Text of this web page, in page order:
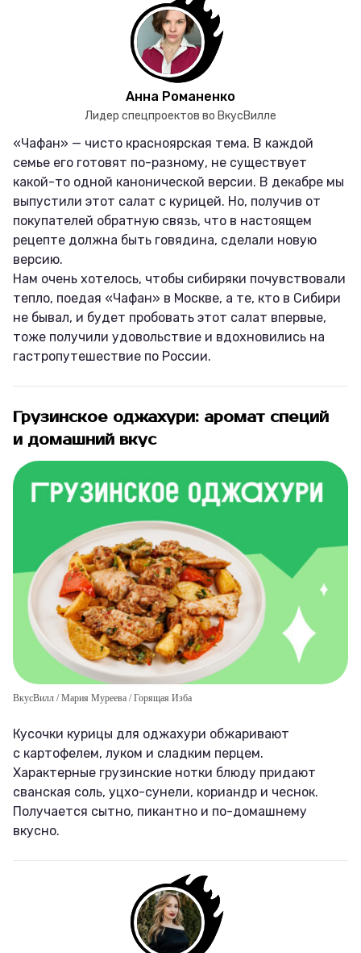
Анна Романенко
Лидер спецпроектов во ВкусВилле
«Чафан» — чисто красноярская тема. В каждой
семье его готовят по-разному, не существует
какой-то одной канонической версии. В декабре мы
выпустили этот салат с курицей. Но, получив от
покупателей обратную связь, что в настоящем
рецепте должна быть говядина, сделали новую
версию.
Нам очень хотелось, чтобы сибиряки почувствовали
тепло, поедая «Чафан» в Москве, а те, кто в Сибири
не бывал, и будет пробовать этот салат впервые,
тоже получили удовольствие и вдохновились на
гастропутешествие по России.
Грузинское оджахури: аромат специй
и домашний вкус
ВкусВилл / Мария Муреева / Горящая Изба
Кусочки курицы для оджахури обжаривают
с картофелем, луком и сладким перцем.
Характерные грузинские нотки блюду придают
сванская соль, уцхо-сунели, кориандр и чеснок.
Получается сытно, пикантно и по-домашнему
вкусно.